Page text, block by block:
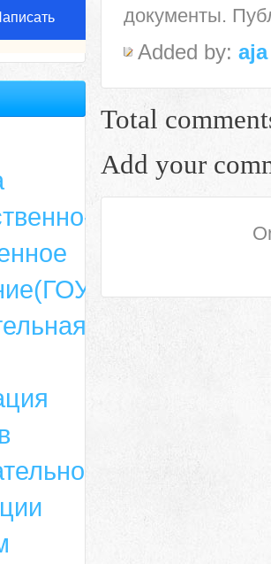
Алтайский район, село Ая, ул. Школьная 11.
aja_70@mail.ru
документы.
Added by: aja
Total
Add your